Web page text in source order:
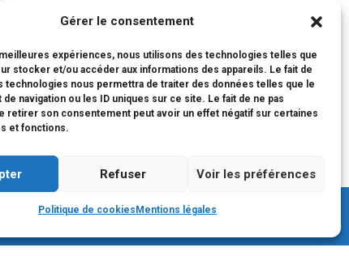
Gérer le consentement
expériences, nous utilisons des technologies telles que
stocker et/ou accéder aux informations des appareils. Le fait de
technologies nous permettra de traiter des données telles que le
navigation ou les ID uniques sur ce site. Le fait de ne pas
retirer son consentement peut avoir un effet négatif sur certaines
et fonctions.
Refuser Voir les préférences
Politique de cookies Mentions légales
PLAN DU SITE